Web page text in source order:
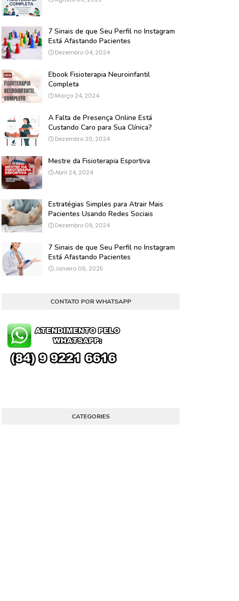
7 Sinais de que Seu Perfil no Instagram
Está Afastando Pacientes
Dezembro 04, 2024
Ebook Fisioterapia Neuroinfantil
Completa
Março 24, 2024
A Falta de Presença Online Está
Custando Caro para Sua Clínica?
Dezembro 20, 2024
Mestre da Fisioterapia Esportiva
Abril 24, 2024
Estratégias Simples para Atrair Mais
Pacientes Usando Redes Sociais
Dezembro 09, 2024
7 Sinais de que Seu Perfil no Instagram
Está Afastando Pacientes
Janeiro 06, 2025
CONTATO POR WHATSAPP
CATEGORIES